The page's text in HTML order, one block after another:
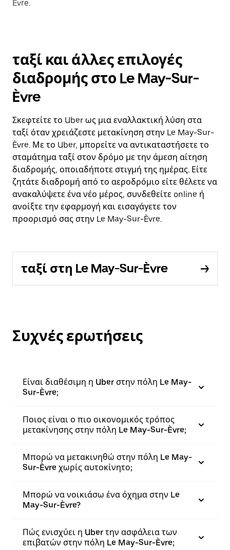
Èvre.
ταξί και άλλες επιλογές
διαδρομής στο Le May-Sur-
Èvre
Σκεφτείτε το Uber ως μια εναλλακτική λύση στα
ταξί όταν χρειάζεστε μετακίνηση στην Le May-Sur-
Èvre. Με το Uber, μπορείτε να αντικαταστήσετε το
σταμάτημα ταξί στον δρόμο με την άμεση αίτηση
διαδρομής, οποιαδήποτε στιγμή της ημέρας. Είτε
ζητάτε διαδρομή από το αεροδρόμιο είτε θέλετε να
ανακαλύψετε ένα νέο μέρος, συνδεθείτε online ή
ανοίξτε την εφαρμογή και εισαγάγετε τον
προορισμό σας στην Le May-Sur-Èvre.
ταξί στη Le May-Sur-Èvre
Συχνές ερωτήσεις
Είναι διαθέσιμη η Uber στην πόλη Le May-
Sur-Èvre;
Ποιος είναι ο πιο οικονομικός τρόπος
μετακίνησης στην πόλη Le May-Sur-Èvre;
Μπορώ να μετακινηθώ στην πόλη Le May-
Sur-Èvre χωρίς αυτοκίνητο;
Μπορώ να νοικιάσω ένα όχημα στην Le
May-Sur-Èvre?
Πώς ενισχύει η Uber την ασφάλεια των
επιβατών στην πόλη Le May-Sur-Èvre;